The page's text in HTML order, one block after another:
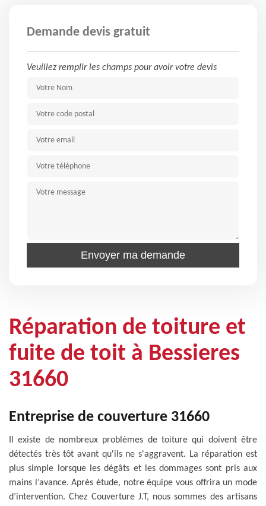
Demande devis gratuit
Veuillez remplir les champs pour avoir votre devis
Réparation de toiture et
fuite de toit à Bessieres
31660
Entreprise de couverture 31660
Il existe de nombreux problèmes de toiture qui doivent être
détectés très tôt avant qu'ils ne s'aggravent. La réparation est
plus simple lorsque les dégâts et les dommages sont pris aux
mains l’avance. Après étude, notre équipe vous offrira un mode
d’intervention. Chez Couverture J.T, nous sommes des artisans